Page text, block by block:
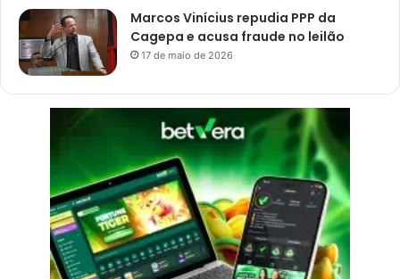
Marcos Vinícius repudia PPP da
Cagepa e acusa fraude no leilão
17 de maio de 2026